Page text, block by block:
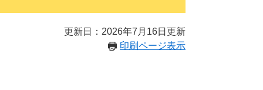
更新日：2026年7月16日更新
印刷ページ表示